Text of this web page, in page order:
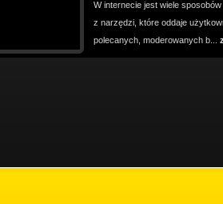
W internecie jest wiele
z narzędzi, które oddaje
polecanych, moderowanych b...